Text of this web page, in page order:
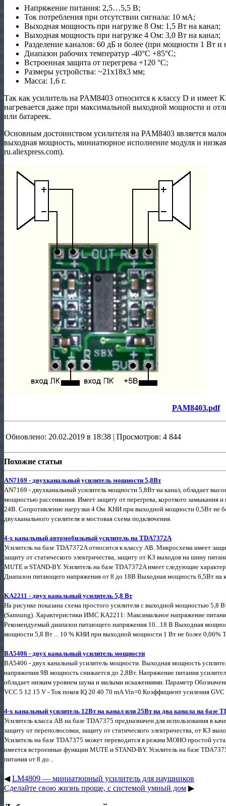
Напряжение питания: 2,5…5,5 В;
Ток потребления при отсутствии сигнала: 10 мА;
Выходная мощность при нагрузке 8 Ом: 1,5 Вт на канал;
Выходная мощность при нагрузке 4 Ом: 3,0 Вт на канал;
Разделение каналов: 60 дБ и более (при мощности 1 Вт и
Диапазон рабочих температур -40°C +85°C;
Встроенная защита от перегрева +120 °С;
Размеры устройства: ~21x18x3 мм;
Масса: 1,6 г.
Так как усилитель на PAM8403 относится к классу D и имеет
нагревается даже при максимальной выходной мощности и
или батареек.
Основным достоинством усилителя на PAM8403 является
выходная мощность, миниатюрное исполнение модуля и
ru.aliexpress.com).
PAM8403.pdf
Обновлено: 20.02.2019 в 18:38 | Просмотров: 4 844
Похожие статьи
AN7169 - двухканальный усилитель мощности 5,8Вт
AN7169 - двухканальный усилитель мощности 5,8Вт на канал, обладает
мощностью рассеивания. Имеет защиту от перегрева, короткого замыкания
24В. Сопротивление нагрузки 4 Ом. КНИ при выходной мощности 0,5Вт не
двухканального усилителя и мостовая схема подключения.
4-х канальный автомобильный усилитель на TDA7372A
Усилитель на базе TDA7372A относится к классу АВ. Микросхема имеет
защиту от статического электричества, защиту от КЗ выходов на шину
MUTE и STAND-BY. Усилитель на базе TDA7372A имеет следующие
Диапазон питающего напряжения от 8 до 18В Выходная мощность 6,5Вт
KA2211 - двух канальный усилитель 5,8 Вт
На рисунке показана схема простого усилителя с выходной мощностью 5,8
(Samsung). Характеристики ИМС KA2211: Максимальное напряжение
Рекомендуемый диапазон питающего напряжения 10...18 В Выходная
мощности 5,8 Вт ... 10 % КНИ при выходной мощности 1 Вт не более 0,06%
BA5406 - двух канальный усилитель мощности
BA5406 - двух канальный усилитель мощности. Выходная мощность
напряжении 9В мощность снижается до 2,8Вт. Напряжение питания
обладает низким уровнем шума и малыми искажениями. Параметр
VCC 5 12 15 V - Ток покоя IQ 20 40 70 mA Vin=0 Коэффициент усиления
4-х канальный усилитель 12Вт на канал или 25Вт на два канала на базе
Усилитель класса АВ на базе TDA7375 предназначен для использования в
защиту от переполюсовки, защиту от статического электричества, от КЗ
Усилитель на базе TDA7375 может переводится в режим МОНО простой
имеется встроенные функции MUTE и STAND-BY. Усилитель на базе
питания от 8 до...
◀LM4809 — миниатюрный усилитель для наушников
Сделайте свою жизнь проще, с системой умный дом ▶